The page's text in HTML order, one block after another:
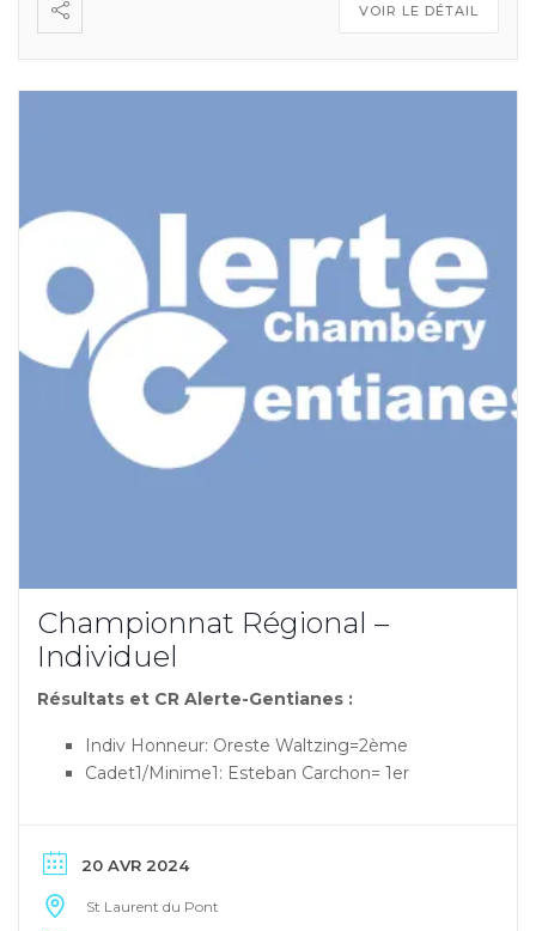
VOIR LE DÉTAIL
Championnat Régional –
Individuel
Résultats et CR Alerte-Gentianes :
Indiv Honneur: Oreste Waltzing=2ème
Cadet1/Minime1: Esteban Carchon= 1er
20 AVR 2024
St Laurent du Pont